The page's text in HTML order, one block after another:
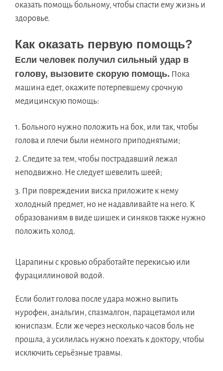
оказать помощь больному, чтобы спасти ему жизнь и
здоровье.
Как оказать первую помощь?
Если человек получил сильный удар в
голову, вызовите скорую помощь. Пока
машина едет, окажите потерпевшему срочную
медицинскую помощь:
Больного нужно положить на бок, или так, чтобы
голова и плечи были немного приподнятыми;
Следите за тем, чтобы пострадавший лежал
неподвижно. Не следует шевелить шеей;
При повреждении виска приложите к нему
холодный предмет, но не надавливайте на него. К
образованиям в виде шишек и синяков также нужно
положить холод.
Царапины с кровью обработайте перекисью или
фурациллиновой водой.
Если болит голова после удара можно выпить
нурофен, анальгин, спазмалгон, парацетамол или
юниспазм. Если же через несколько часов боль не
прошла, а усилилась нужно поехать к доктору, чтобы
исключить серьёзные травмы.